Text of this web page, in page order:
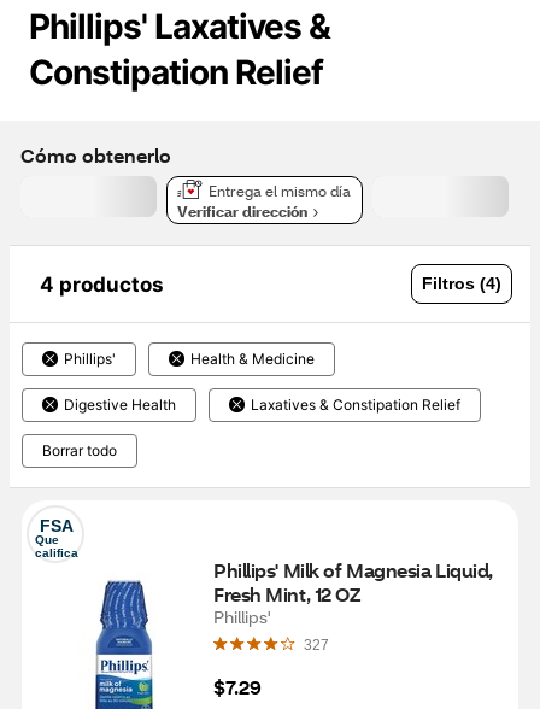
Phillips' Laxatives &
Constipation Relief
Cómo obtenerlo
Entrega el mismo día
Verificar dirección
4 productos Filtros (4)
Phillips' Health & Medicine
Digestive Health Laxatives & Constipation Relief
Borrar todo
FSA
Que
califica
Phillips' Milk of Magnesia Liquid,
Fresh Mint, 12 OZ
Phillips'
327
$7.29